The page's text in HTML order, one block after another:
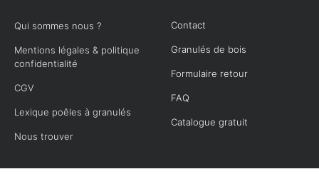
Qui sommes nous ?
Mentions légales & politique
confidentialité
CGV
Lexique poêles à granulés
Nous trouver
Contact
Granulés de bois
Formulaire retour
FAQ
Catalogue gratuit